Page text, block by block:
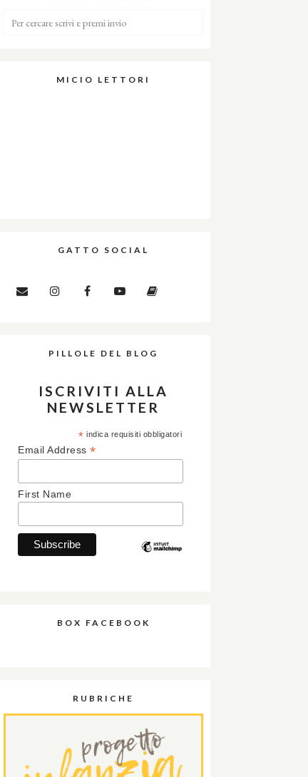
MICIO LETTORI
GATTO SOCIAL
PILLOLE DEL BLOG
ISCRIVITI ALLA
NEWSLETTER
* indica requisiti obbligatori
Email Address *
First Name
BOX FACEBOOK
RUBRICHE